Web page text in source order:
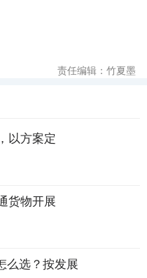
责任编辑：竹夏墨
以方案定
货物开展
么选？按发展